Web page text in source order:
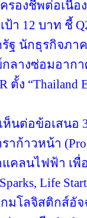
รองชีพต่อเนื่อง
ป้า 12 บาท ชี้
รัฐ นักธุรกิจภ
กลางซ่อมอาก
ง “Thailand
ห็นต่อข้อเสน
ก้าวหน้า
คลนไฟฟ้า เพื่
Life
กมโลจิสติกส์